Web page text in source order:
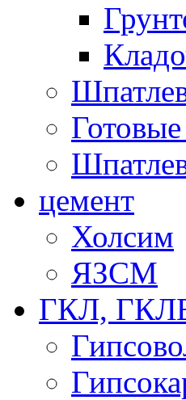
цемент
Холсим
ЯЗCМ
ГКЛ,